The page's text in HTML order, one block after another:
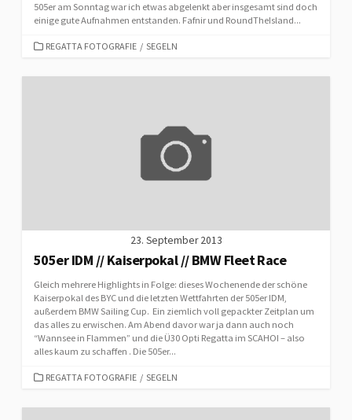
505er am Sonntag war ich etwas abgelenkt aber insgesamt sind doch
einige gute Aufnahmen entstanden. Fafnir und RoundTheIsland...
CATEGORIES
REGATTA FOTOGRAFIE / SEGELN
23. September 2013
505er IDM // Kaiserpokal // BMW Fleet Race
Gleich mehrere Highlights in Folge: dieses Wochenende der schöne
Kaiserpokal des BYC und die letzten Wettfahrten der 505er IDM,
außerdem BMW Sailing Cup. Ein ziemlich voll gepackter Zeitplan um
das alles zu erwischen. Am Abend davor war ja dann auch noch
“Wannsee in Flammen” und die Ü30 Opti Regatta im SCAHOI – also
alles kaum zu schaffen . Die 505er...
CATEGORIES
REGATTA FOTOGRAFIE / SEGELN